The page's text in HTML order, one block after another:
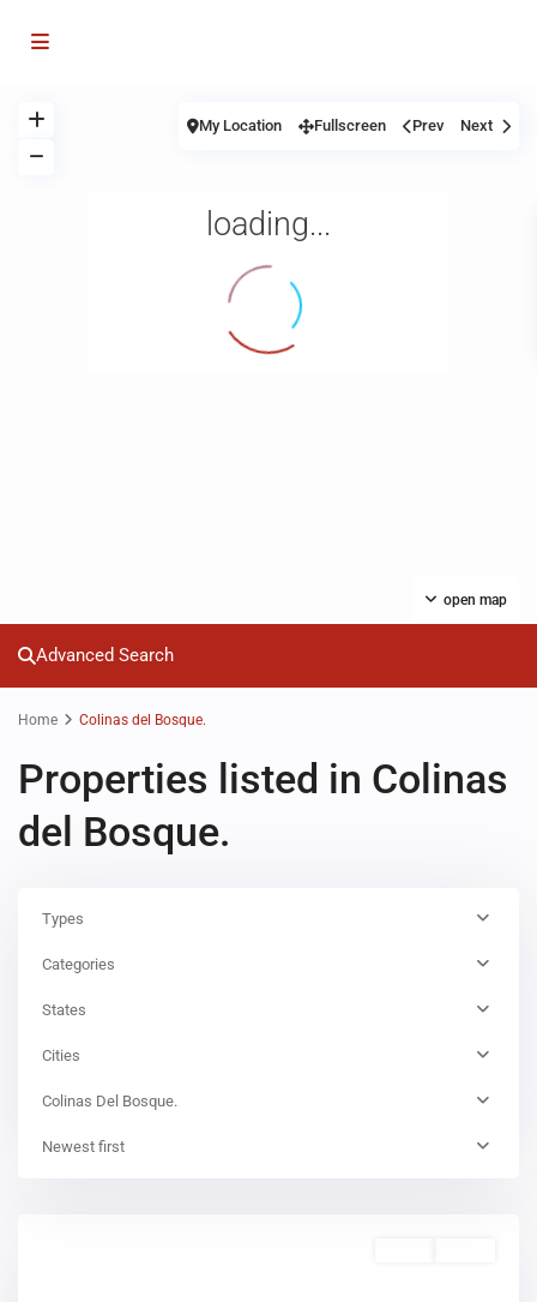
loading...
open map
My Location Fullscreen Prev Next
Advanced Search
Home Colinas del Bosque.
Properties listed in Colinas
del Bosque.
Types
Categories
States
Cities
Colinas Del Bosque.
Newest first